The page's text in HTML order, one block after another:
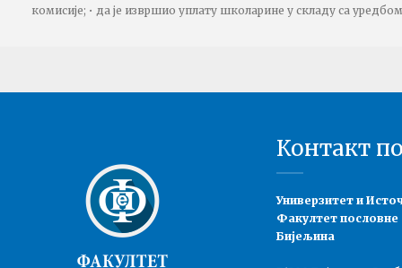
комисије; • да је извршио уплату школарине у складу са
Контакт
Универзитет и
Факултет пословне
Бијељина